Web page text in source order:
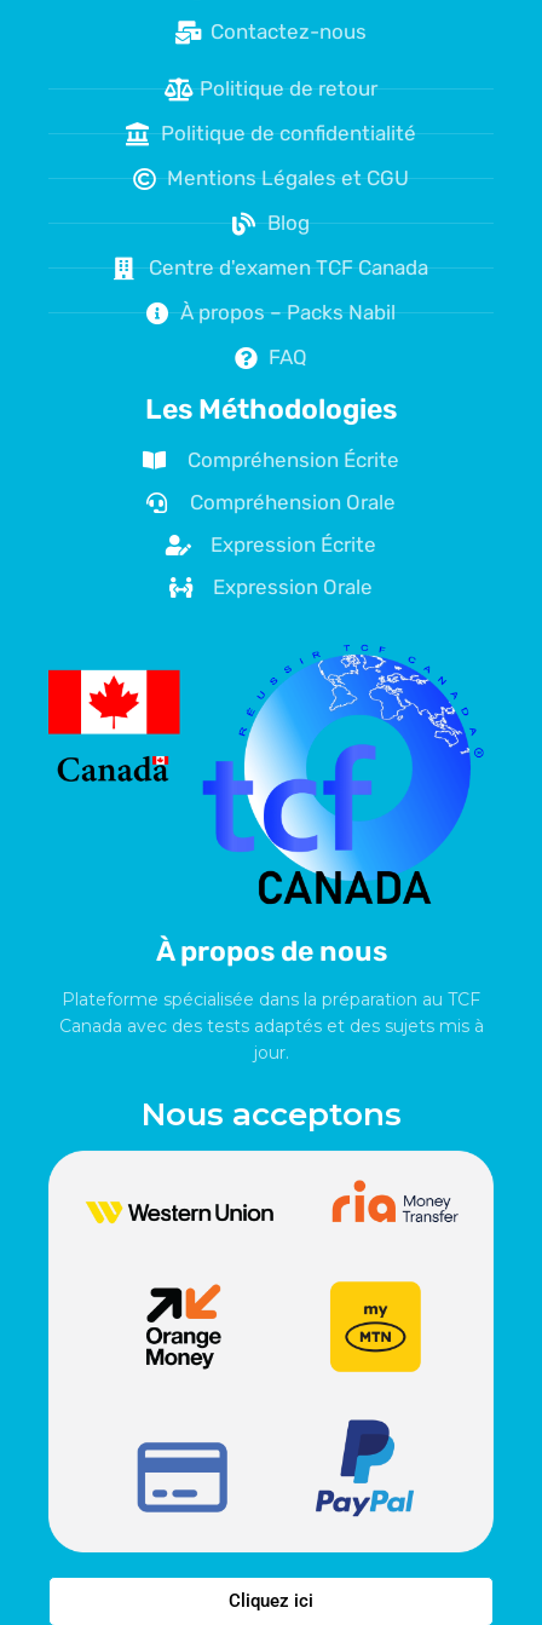
Contactez-nous
Politique de retour
Politique de confidentialité
Mentions Légales et CGU
Blog
Centre d'examen TCF Canada
À propos – Packs Nabil
FAQ
Les Méthodologies
Compréhension Écrite
Compréhension Orale
Expression Écrite
Expression Orale
À propos de nous
Plateforme spécialisée dans la préparation au TCF
Canada avec des tests adaptés et des sujets mis à
jour.
Nous acceptons
Cliquez ici